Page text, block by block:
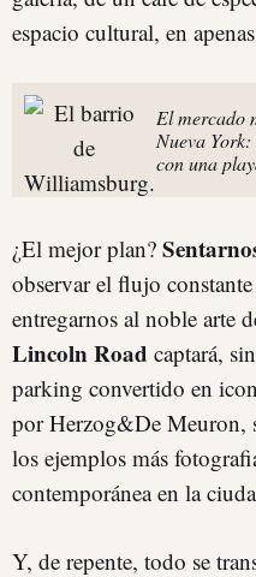
espacio cultural, en
El mercado
Nueva
con una
¿El mejor plan?
observar el flujo
entregarnos al noble arte
Lincoln Road captará,
parking convertido en
por Herzog&De Meuron,
los ejemplos más
contemporánea en la
Y, de repente, todo se